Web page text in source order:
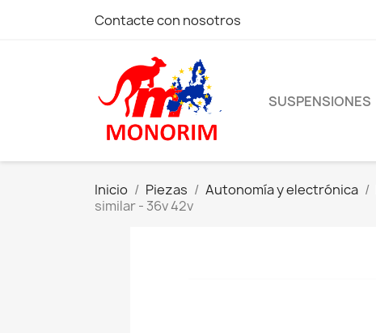
Contacte con nosotros
SUSPENSIONES
Inicio Piezas Autonomía y electrónica
similar - 36v 42v